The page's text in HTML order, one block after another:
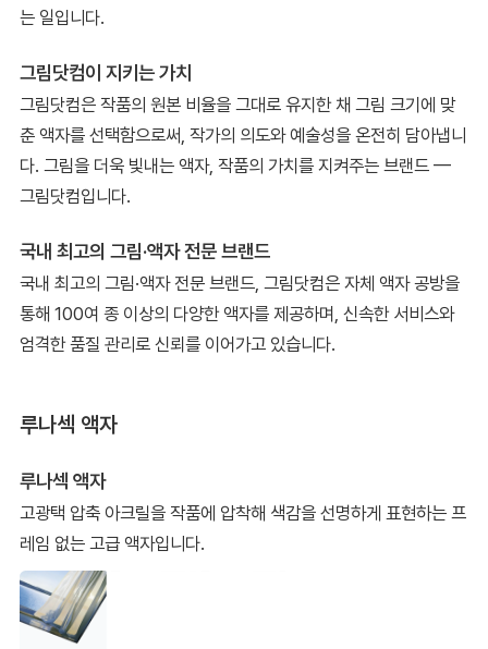
는 일입니다.
그림닷컴이 지키는 가치
그림닷컴은 작품의 원본 비율을 그대로 유지한 채 그림 크기에 맞
춘 액자를 선택함으로써, 작가의 의도와 예술성을 온전히 담아냅니
다. 그림을 더욱 빛내는 액자, 작품의 가치를 지켜주는 브랜드 —
그림닷컴입니다.
국내 최고의 그림·액자 전문 브랜드
국내 최고의 그림·액자 전문 브랜드, 그림닷컴은 자체 액자 공방을
통해 100여 종 이상의 다양한 액자를 제공하며, 신속한 서비스와
엄격한 품질 관리로 신뢰를 이어가고 있습니다.
루나섹 액자
루나섹 액자
고광택 압축 아크릴을 작품에 압착해 색감을 선명하게 표현하는 프
레임 없는 고급 액자입니다.